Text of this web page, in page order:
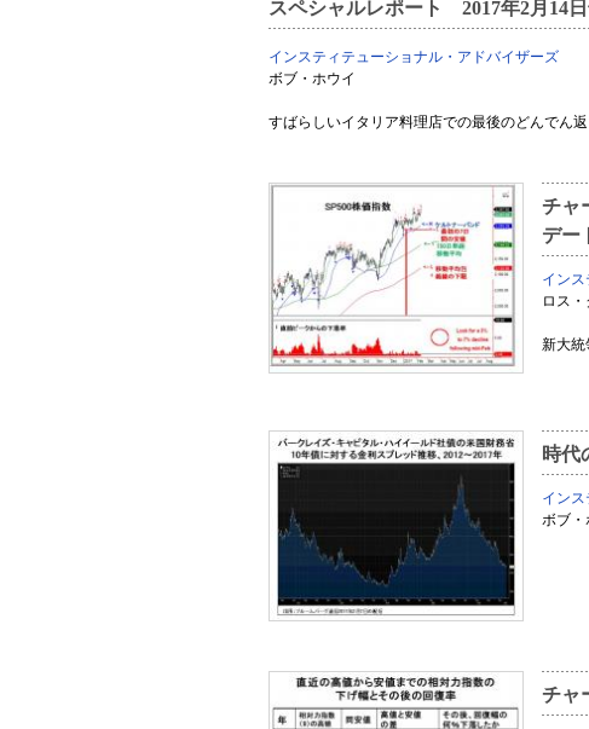
スペシャルレポート 2017年2月14
インスティテューショナル・アドバイザーズ
ボブ・ホウイ
すばらしいイタリア料理店での最後のどんでん返
チャ
デー
イン
ロス
新大統
時代
イン
ボブ・
チャ